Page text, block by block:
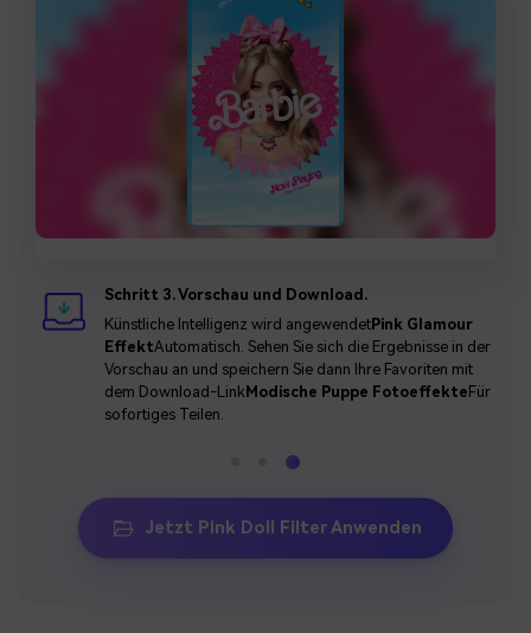
Schritt 3. Vorschau und Download.
Künstliche Intelligenz wird angewendetPink Glamour
EffektAutomatisch. Sehen Sie sich die Ergebnisse in der
Vorschau an und speichern Sie dann Ihre Favoriten mit
dem Download-Link Modische Puppe Fotoeffekte Für
sofortiges Teilen.
Jetzt Pink Doll Filter Anwenden